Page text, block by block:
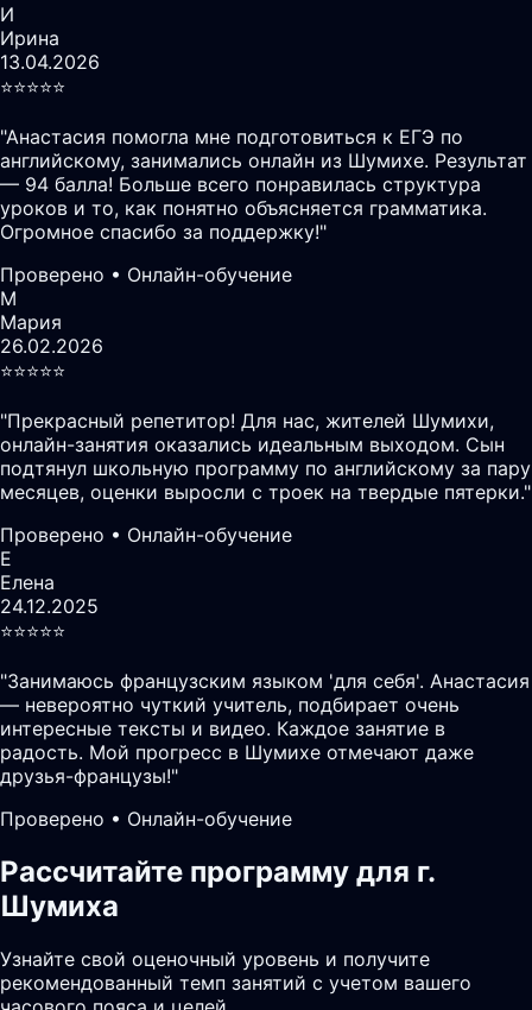
И
Ирина
13.04.2026
⭐️⭐️⭐️⭐️⭐️
"Анастасия помогла мне подготовиться к ЕГЭ по
английскому, занимались онлайн из Шумихе. Результат
— 94 балла! Больше всего понравилась структура
уроков и то, как понятно объясняется грамматика.
Огромное спасибо за поддержку!"
Проверено • Онлайн-обучение
М
Мария
26.02.2026
⭐️⭐️⭐️⭐️⭐️
"Прекрасный репетитор! Для нас, жителей Шумихи,
онлайн-занятия оказались идеальным выходом. Сын
подтянул школьную программу по английскому за пару
месяцев, оценки выросли с троек на твердые пятерки."
Проверено • Онлайн-обучение
Е
Елена
24.12.2025
⭐️⭐️⭐️⭐️⭐️
"Занимаюсь французским языком 'для себя'. Анастасия
— невероятно чуткий учитель, подбирает очень
интересные тексты и видео. Каждое занятие в
радость. Мой прогресс в Шумихе отмечают даже
друзья-французы!"
Проверено • Онлайн-обучение
Рассчитайте программу для г.
Шумиха
Узнайте свой оценочный уровень и получите
рекомендованный темп занятий с учетом вашего